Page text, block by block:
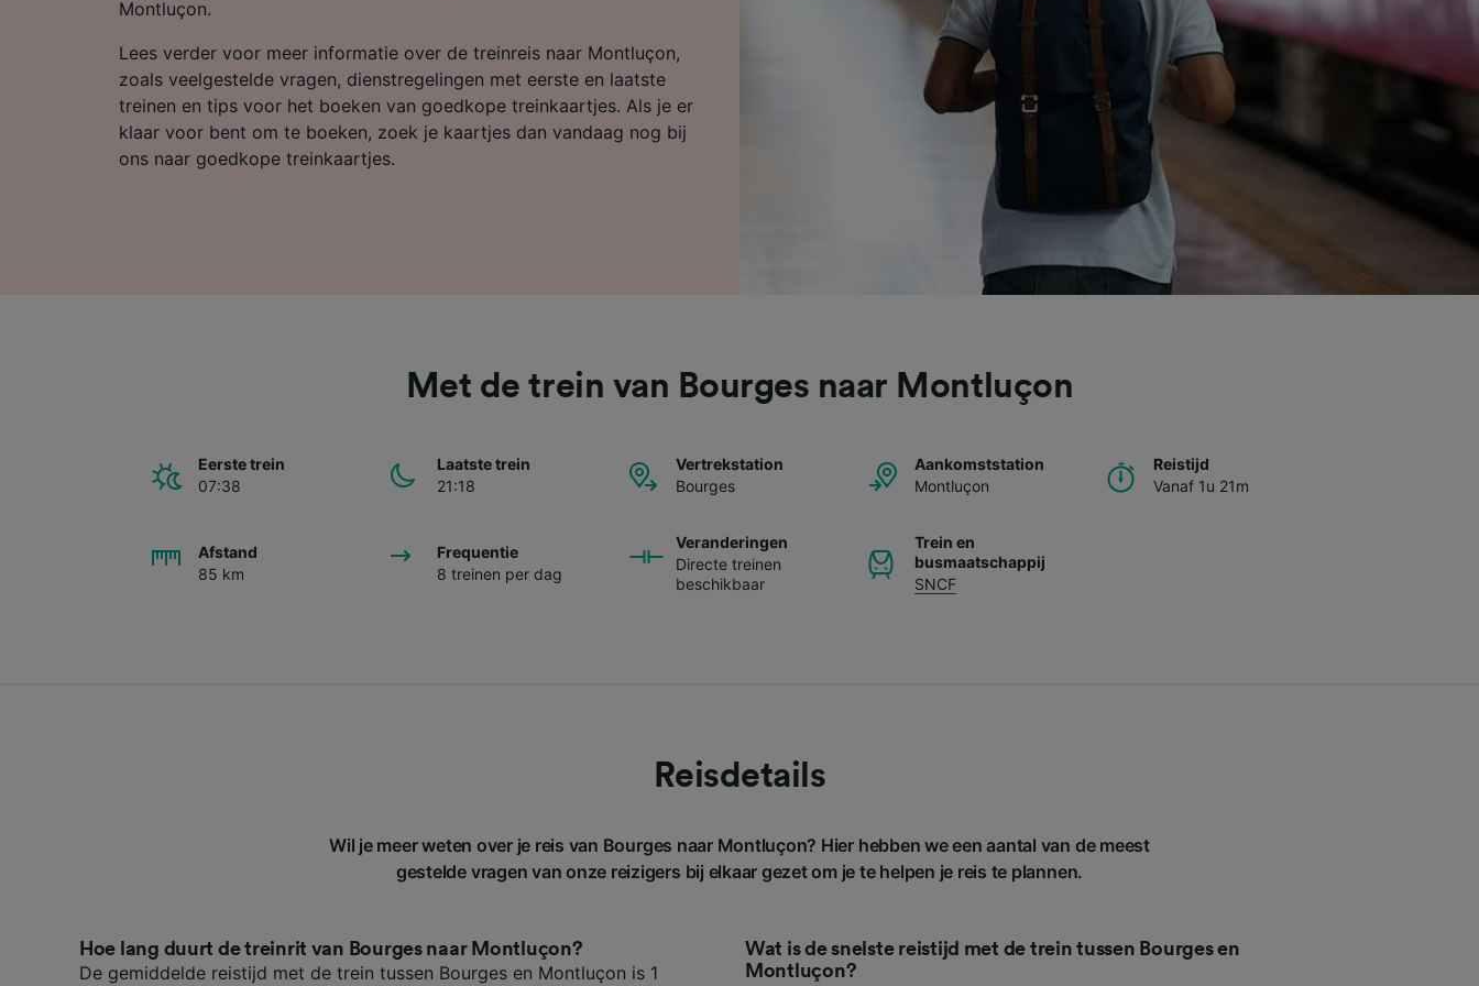
Montluçon.
Lees verder voor meer informatie over de treinreis naar Montluçon,
zoals veelgestelde vragen, dienstregelingen met eerste en laatste
treinen en tips voor het boeken van goedkope treinkaartjes. Als je er
klaar voor bent om te boeken, zoek je kaartjes dan vandaag nog bij
ons naar goedkope treinkaartjes.
Met de trein van Bourges naar Montluçon
Eerste trein
07:38
Laatste trein
21:18
Vertrekstation
Bourges
Aankomststation
Montluçon
Reistijd
Vanaf 1u 21m
Afstand
85 km
Frequentie
8 treinen per dag
Veranderingen
Directe treinen
beschikbaar
Trein en
busmaatschappij
SNCF
Reisdetails
Wil je meer weten over je reis van Bourges naar Montluçon? Hier hebben we een aantal van de meest
gestelde vragen van onze reizigers bij elkaar gezet om je te helpen je reis te plannen.
Hoe lang duurt de treinrit van Bourges naar Montluçon?
De gemiddelde reistijd met de trein tussen Bourges en Montluçon is 1
Wat is de snelste reistijd met de trein tussen Bourges en
Montluçon?